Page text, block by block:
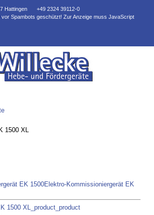
Hattingen
+49 2324 39112-0
Spambots geschützt! Zur Anzeige muss JavaScript
1500 XL
EK 1500Elektro-Kommissioniergerät EK